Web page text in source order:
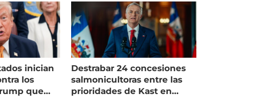
inician
los
que
Destrabar 24 concesiones
salmonicultoras entre las
prioridades de Kast en